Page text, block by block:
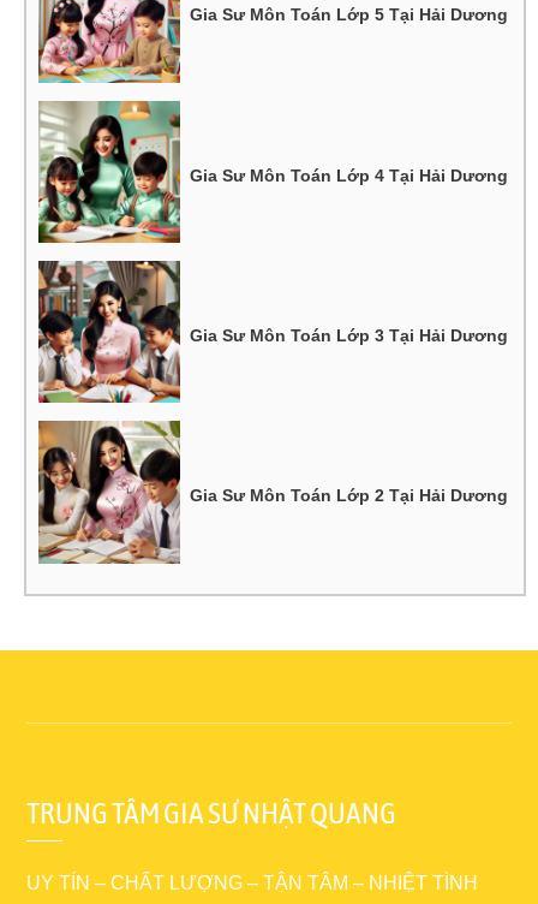
Gia Sư Môn Toán Lớp 5 Tại Hải Dương
Gia Sư Môn Toán Lớp 4 Tại Hải Dương
Gia Sư Môn Toán Lớp 3 Tại Hải Dương
Gia Sư Môn Toán Lớp 2 Tại Hải Dương
TRUNG TÂM GIA SƯ NHẬT QUANG
UY TÍN – CHẤT LƯỢNG – TẬN TÂM – NHIỆT TÌNH